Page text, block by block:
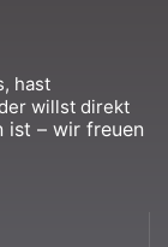
hast
willst direkt
ist – wir freuen